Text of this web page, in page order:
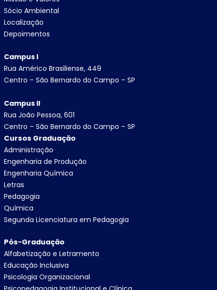
Sócio Ambiental
Localização
Depoimentos
Campus I
Rua Américo Brasiliense, 449
Centro – São Bernardo do Campo – SP
Campus II
Rua João Pessoa, 601
Centro – São Bernardo do Campo – SP
Cursos Graduação
Administração
Engenharia de Produção
Engenharia Química
Letras
Pedagogia
Química
Segunda Licenciatura em Pedagogia
Pós-Graduação
Alfabetização e Letramento
Educação Inclusiva
Psicologia Organizacional